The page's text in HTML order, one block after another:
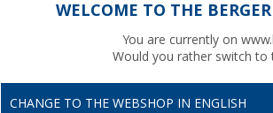
WELCOME TO THE
You are currently on
Would you rather switch to
CHANGE TO THE WEBSHOP IN ENGLISH